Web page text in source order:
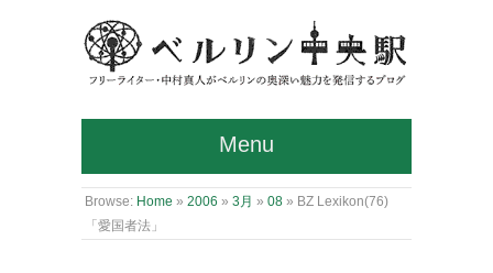
Menu
Browse: Home » 2006 » 3月 » 08 » BZ Lexikon(76)
「愛国者法」